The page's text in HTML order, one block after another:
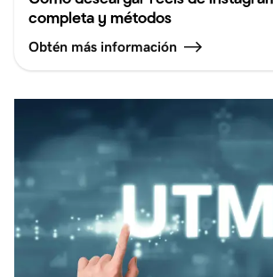
completa y métodos
Obtén más información